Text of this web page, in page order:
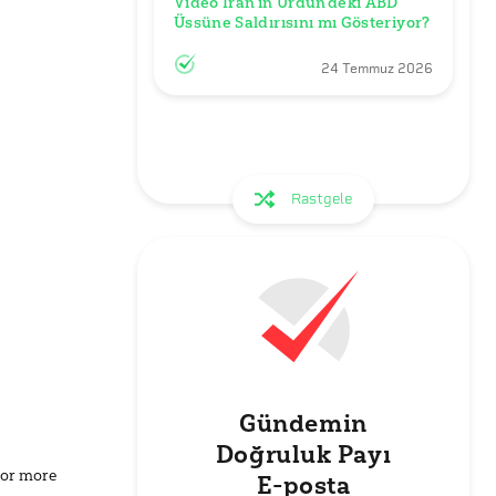
more
Üssüne Saldırısını mı Gösteriyor?
24 Temmuz 2026
Rastgele
Gündemin
Doğruluk Payı
E-posta